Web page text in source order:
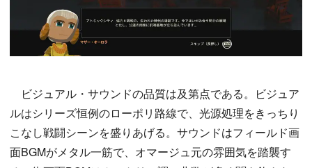
ビジュアル・サウンドの品質は及第点である。ビジュア
ルはシリーズ恒例のローポリ路線で、光源処理をきっちり
こなし戦闘シーンを盛りあげる。サウンドはフィールド画
面BGMがメタル一筋で、オマージュ元の雰囲気を踏襲す